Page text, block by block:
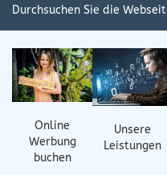
Durchsuchen Sie die
Online
Werbung
buchen
Unsere
Leistungen